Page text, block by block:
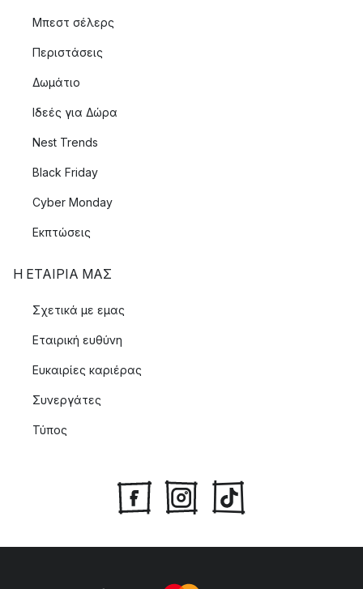
Μπεστ σέλερς
Περιστάσεις
Δωμάτιο
Ιδεές για Δώρα
Nest Trends
Black Friday
Cyber Monday
Εκπτώσεις
Η ΕΤΑΊΡΙΑ ΜΑΣ
Σχετικά με εμας
Εταιρική ευθύνη
Ευκαιρίες καριέρας
Συνεργάτες
Τύπος